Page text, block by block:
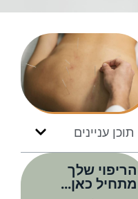
תוכן עניינים
הריפוי שלך
מתחיל כאן...